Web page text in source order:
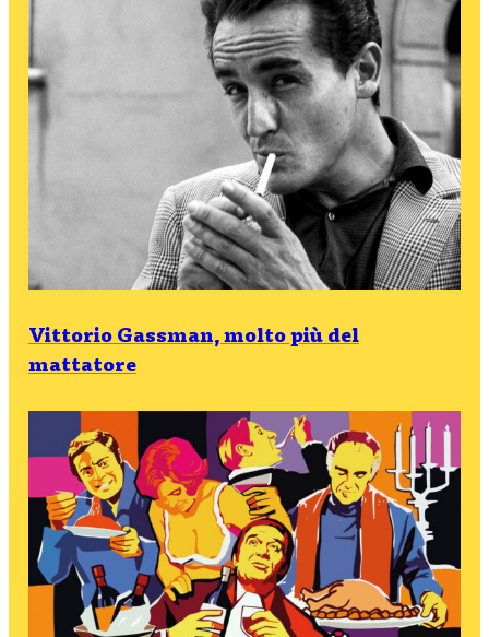
Vittorio Gassman, molto più del
mattatore